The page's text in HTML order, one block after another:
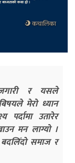
र यसले
मेरो ध्यान
उतारेर
मन लाग्यो ।
समाज र